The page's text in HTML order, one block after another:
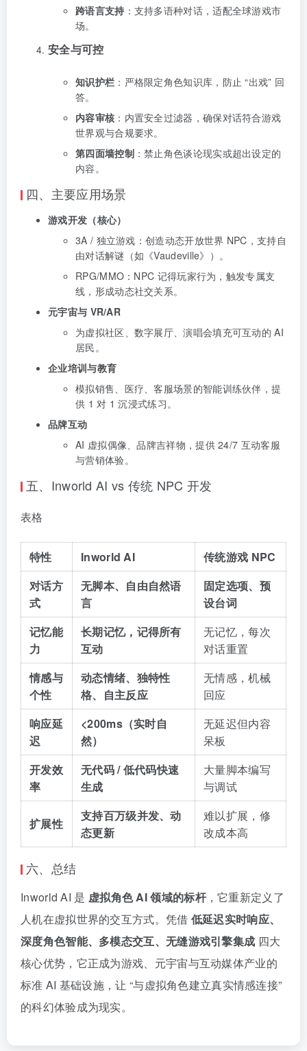
跨语言支持 ：支持多语种对话，适配全球游戏市
场。
安全与可控
知识护栏 ：严格限定角色知识库，防止 “出戏” 回
答。
内容审核 ：内置安全过滤器，确保对话符合游戏
世界观与合规要求。
第四面墙控制：禁止角色谈论现实或超出设定的
内容。
四、主要应用场景
游戏开发（核心）
3A / 独立游戏：创造动态开放世界 NPC，支持自
由对话解谜（如《Vaudeville》）。
RPG/MMO：NPC 记得玩家行为，触发专属支
线，形成动态社交关系。
元宇宙与 VR/AR
为虚拟社区、数字展厅、演唱会填充可互动的 AI
居民。
企业培训与教育
模拟销售、医疗、客服场景的智能训练伙伴，提
供 1 对 1 沉浸式练习。
品牌互动
AI 虚拟偶像、品牌吉祥物，提供 24/7 互动客服
与营销体验。
五、Inworld AI vs 传统 NPC 开发
表格
特性 Inworld AI
传统游戏 NPC
对话方
式
无脚本、自由自然语
言
固定选项、预
设台词
记忆能
力
长期记忆，记得所有
互动
无记忆，每次
对话重置
情感与
个性
动态情绪、独特性
格、自主反应
无情感，机械
回应
响应延
迟
<200ms（实时自
然）
无延迟但内容
呆板
开发效
率
无代码 / 低代码快速
生成
大量脚本编写
与调试
扩展性
支持百万级并发、动
态更新
难以扩展，修
改成本高
六、总结
Inworld AI 是 虚拟角色 AI 领域的标杆，它重新定义了
人机在虚拟世界的交互方式。凭借 低延迟实时响应、
深度角色智能、多模态交互、无缝游戏引擎集成 四大
核心优势，它正成为游戏、元宇宙与互动媒体产业的
标准 AI 基础设施，让 “与虚拟角色建立真实情感连接”
的科幻体验成为现实。